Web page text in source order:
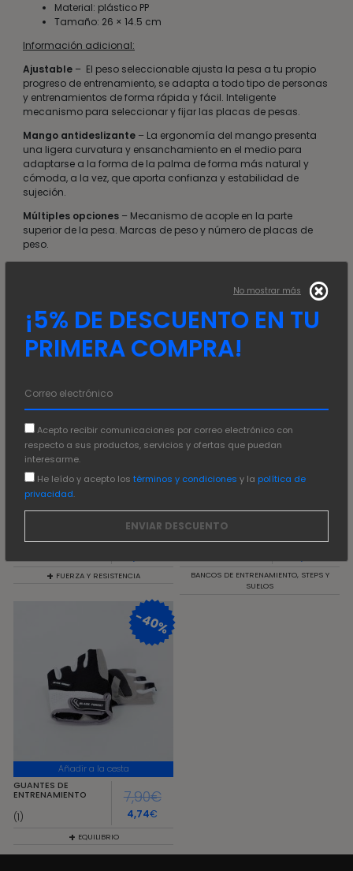
Material: plástico PP
Tamaño: 26 × 14.5 cm
Información adicional:
Ajustable – El peso seleccionable ajusta la pesa a tu propio
progreso de entrenamiento, se adapta a todo tipo de personas
y entrenamientos de forma rápida y fácil. Inteligente
mecanismo para seleccionar y fijar las placas de pesas.
Mango antideslizante – La ergonomía del mango presenta
una ligera curvatura y ensanchamiento en el medio para
adaptarse a la forma de la palma de forma más natural y
cómoda, a la vez, que aporta confianza y estabilidad de
sujeción.
Múltiples opciones – Mecanismo de acople en la parte
superior de la pesa. Marcas de peso y número de placas de
peso.
También te recomendamos…
RESISTENCIA 60 CM X
4,90€
+ FUERZA Y RESISTENCIA
BANCO DE
MUSCULACIÓN
79,00€
BANCOS DE ENTRENAMIENTO, STEPS Y
SUELOS
-40%
Añadir a la cesta
GUANTES DE
ENTRENAMIENTO
(1)
7,90€
4,74€
+ EQUILIBRIO
No mostrar más
¡5% DE DESCUENTO EN TU
PRIMERA COMPRA!
Acepto recibir comunicaciones por correo electrónico con
respecto a sus productos, servicios y ofertas que puedan
interesarme.
He leído y acepto los términos y condiciones y la política de
privacidad.